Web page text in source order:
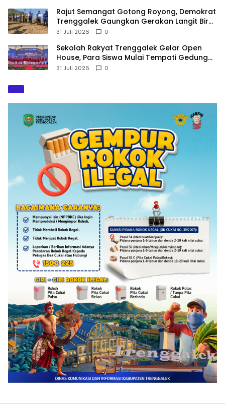
​Rajut Semangat Gotong Royong, Demokrat
Trenggalek Gaungkan Gerakan Langit Biru
di Pantai Konang
31 Juli 2026 0
Sekolah Rakyat Trenggalek Gelar Open
House, Para Siswa Mulai Tempati Gedung
Baru
31 Juli 2026 0